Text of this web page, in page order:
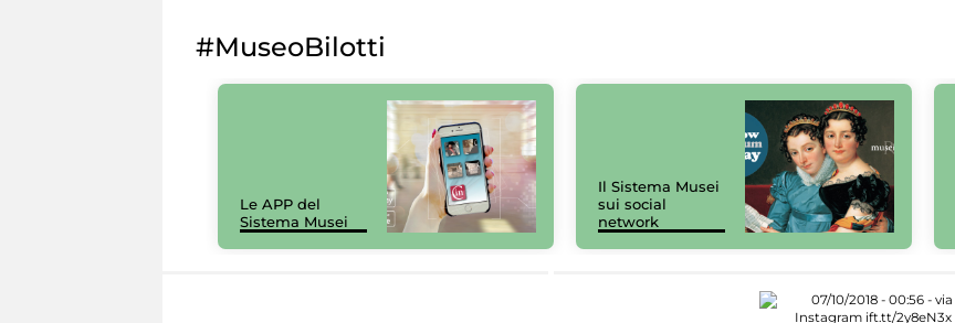
#MuseoBilotti
Le APP del
Sistema Musei
Il Sistema Musei
sui social
network